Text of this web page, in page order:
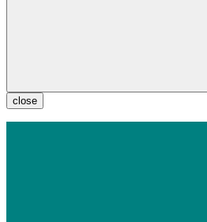
close